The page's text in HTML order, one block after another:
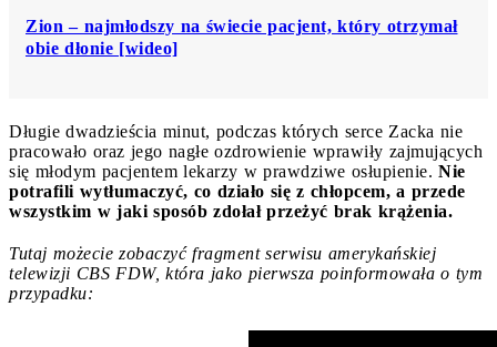
Zion – najmłodszy na świecie pacjent, który otrzymał
obie dłonie [wideo]
Długie dwadzieścia minut, podczas których serce Zacka nie
pracowało oraz jego nagłe ozdrowienie wprawiły zajmujących
się młodym pacjentem lekarzy w prawdziwe osłupienie. Nie
potrafili wytłumaczyć, co działo się z chłopcem, a przede
wszystkim w jaki sposób zdołał przeżyć brak krążenia.
Tutaj możecie zobaczyć fragment serwisu amerykańskiej
telewizji CBS FDW, która jako pierwsza poinformowała o tym
przypadku: